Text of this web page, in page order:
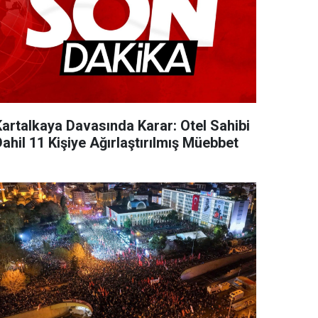
Davasında Karar: Otel Sahibi
11 Kişiye Ağırlaştırılmış Müebbet